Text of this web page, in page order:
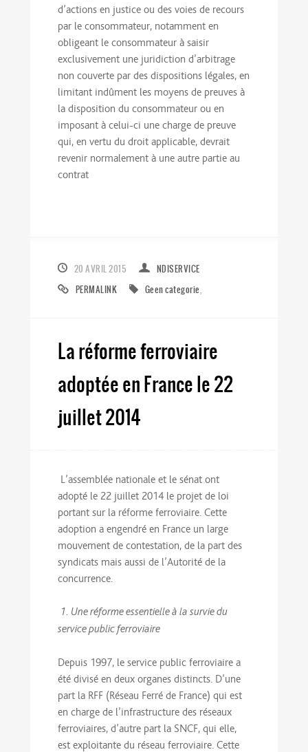
d’actions en justice ou des voies de recours
par le consommateur, notamment en
obligeant le consommateur à saisir
exclusivement une juridiction d’arbitrage
non couverte par des dispositions légales, en
limitant indûment les moyens de preuves à
la disposition du consommateur ou en
imposant à celui-ci une charge de preuve
qui, en vertu du droit applicable, devrait
revenir normalement à une autre partie au
contrat
20 AVRIL 2015
NDISERVICE
PERMALINK
Geen categorie
La réforme ferroviaire
adoptée en France le 22
juillet 2014
L’assemblée nationale et le sénat ont
adopté le 22 juillet 2014 le projet de loi
portant sur la réforme ferroviaire. Cette
adoption a engendré en France un large
mouvement de contestation, de la part des
syndicats mais aussi de l’Autorité de la
concurrence.
1. Une réforme essentielle à la survie du
service public ferroviaire
Depuis 1997, le service public ferroviaire a
été divisé en deux organes distincts. D’une
part la RFF (Réseau Ferré de France) qui est
en charge de l’infrastructure des réseaux
ferroviaires, d’autre part la SNCF, qui elle,
est exploitante du réseau ferroviaire. Cette